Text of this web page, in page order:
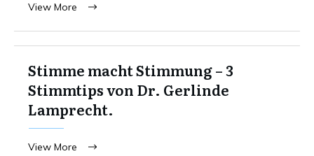
View More
Stimme macht Stimmung – 3
Stimmtips von Dr. Gerlinde
Lamprecht.
View More